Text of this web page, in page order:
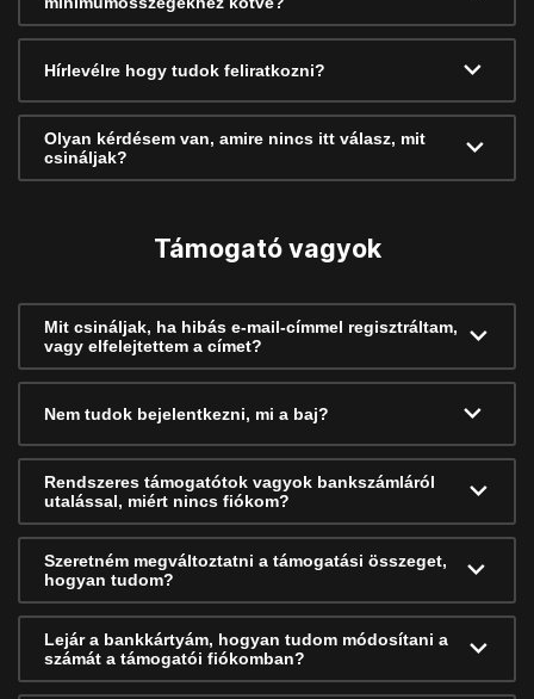
Hírlevélre hogy tudok feliratkozni?
Olyan kérdésem van, amire nincs itt válasz, mit
csináljak?
Támogató vagyok
Mit csináljak, ha hibás e-mail-címmel regisztráltam,
vagy elfelejtettem a címet?
Nem tudok bejelentkezni, mi a baj?
Rendszeres támogatótok vagyok bankszámláról
utalással, miért nincs fiókom?
Szeretném megváltoztatni a támogatási összeget,
hogyan tudom?
Lejár a bankkártyám, hogyan tudom módosítani a
számát a támogatói fiókomban?